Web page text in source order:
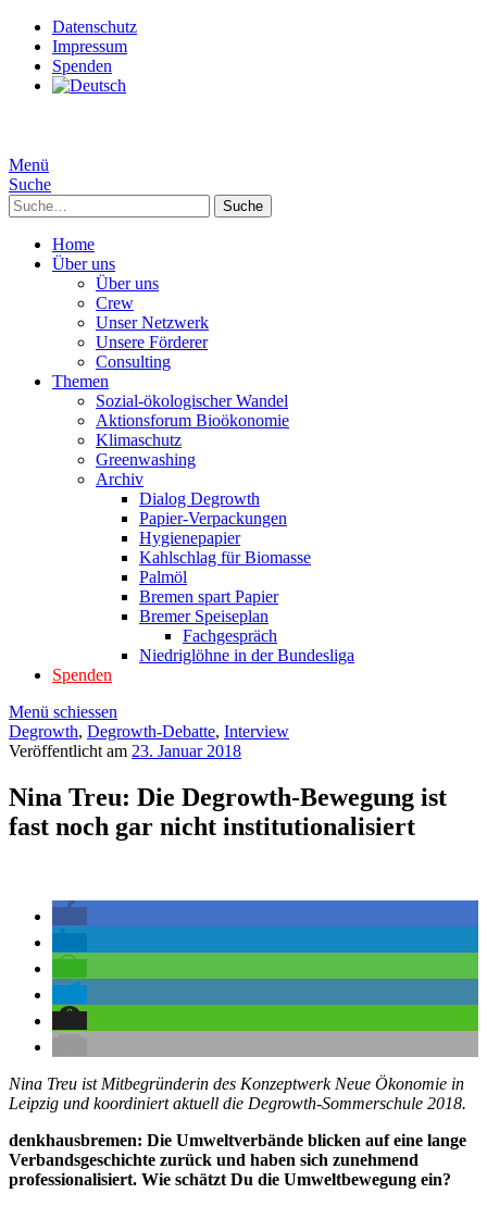
Datenschutz
Impressum
Spenden
Menü
Suche
Suche
Home
Über uns
Über uns
Crew
Unser Netzwerk
Unsere Förderer
Consulting
Themen
Sozial-ökologischer Wandel
Aktionsforum Bioökonomie
Klimaschutz
Greenwashing
Archiv
Dialog Degrowth
Papier-Verpackungen
Hygienepapier
Kahlschlag für Biomasse
Palmöl
Bremen spart Papier
Bremer Speiseplan
Fachgespräch
Niedriglöhne in der Bundesliga
Spenden
Menü schiessen
Degrowth, Degrowth-Debatte, Interview
Veröffentlicht am 23. Januar 2018
Nina Treu: Die Degrowth-Bewegung ist
fast noch gar nicht institutionalisiert
Nina Treu ist Mitbegründerin des Konzeptwerk Neue Ökonomie in
Leipzig und koordiniert aktuell die Degrowth-Sommerschule 2018.
denkhausbremen: Die Umweltverbände blicken auf eine lange
Verbandsgeschichte zurück und haben sich zunehmend
professionalisiert. Wie schätzt Du die Umweltbewegung ein?